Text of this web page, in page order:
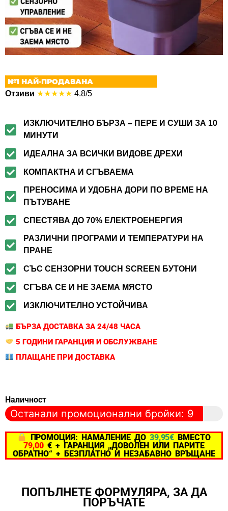
№1 НАЙ-ПРОДАВАНА
Отзиви ★★★★★ 4.8/5
ИЗКЛЮЧИТЕЛНО БЪРЗА – ПЕРЕ И СУШИ ЗА 10
МИНУТИ
ИДЕАЛНА ЗА ВСИЧКИ ВИДОВЕ ДРЕХИ
КОМПАКТНА И СГЪВАЕМА
ПРЕНОСИМА И УДОБНА ДОРИ ПО ВРЕМЕ НА
ПЪТУВАНЕ
СПЕСТЯВА ДО 70% ЕЛЕКТРОЕНЕРГИЯ
РАЗЛИЧНИ ПРОГРАМИ И ТЕМПЕРАТУРИ НА
ПРАНЕ
СЪС СЕНЗОРНИ TOUCH SCREEN БУТОНИ
СГЪВА СЕ И НЕ ЗАЕМА МЯСТО
ИЗКЛЮЧИТЕЛНО УСТОЙЧИВА
БЪРЗА ДОСТАВКА ЗА 24/48 ЧАСА
5 ГОДИНИ ГАРАНЦИЯ И ОБСЛУЖВАНЕ
ПЛАЩАНЕ ПРИ ДОСТАВКА
Наличност
Останали промоционални бройки: 9
ПРОМОЦИЯ: НАМАЛЕНИЕ ДО 39,95€ ВМЕСТО
79,00€ + ГАРАНЦИЯ „ДОВОЛЕН ИЛИ ПАРИТЕ
ОБРАТНО“ + БЕЗПЛАТНО И НЕЗАБАВНО ВРЪЩАНЕ
ПОПЪЛНЕТЕ ФОРМУЛЯРА, ЗА ДА
ПОРЪЧАТЕ